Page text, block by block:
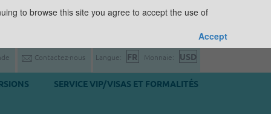
Contactez-nous Langue: Monnaie:
SERVICE VIP/VISAS ET FORMALITÉS
to browse this site you agree to accept the use of
Accept